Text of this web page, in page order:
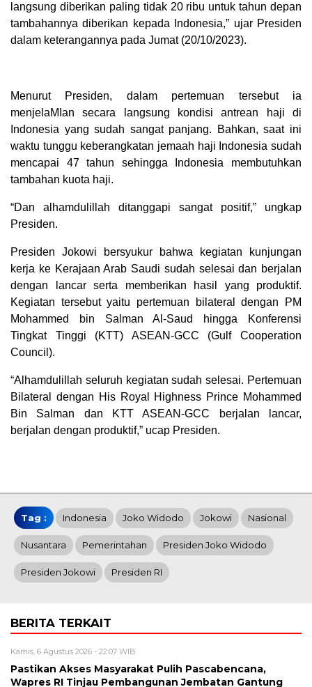
langsung diberikan paling tidak 20 ribu untuk tahun depan
tambahannya diberikan kepada Indonesia,” ujar Presiden
dalam keterangannya pada Jumat (20/10/2023).
Menurut Presiden, dalam pertemuan tersebut ia
menjelaMIan secara langsung kondisi antrean haji di
Indonesia yang sudah sangat panjang. Bahkan, saat ini
waktu tunggu keberangkatan jemaah haji Indonesia sudah
mencapai 47 tahun sehingga Indonesia membutuhkan
tambahan kuota haji.
“Dan alhamdulillah ditanggapi sangat positif,” ungkap
Presiden.
Presiden Jokowi bersyukur bahwa kegiatan kunjungan
kerja ke Kerajaan Arab Saudi sudah selesai dan berjalan
dengan lancar serta memberikan hasil yang produktif.
Kegiatan tersebut yaitu pertemuan bilateral dengan PM
Mohammed bin Salman Al-Saud hingga Konferensi
Tingkat Tinggi (KTT) ASEAN-GCC (Gulf Cooperation
Council).
“Alhamdulillah seluruh kegiatan sudah selesai. Pertemuan
Bilateral dengan His Royal Highness Prince Mohammed
Bin Salman dan KTT ASEAN-GCC berjalan lancar,
berjalan dengan produktif,” ucap Presiden.
Tag : Indonesia Joko Widodo Jokowi Nasional
Nusantara Pemerintahan Presiden Joko Widodo
Presiden Jokowi Presiden RI
BERITA TERKAIT
Kamis, 6 Agustus 2026 - 22:07 WIB
Pastikan Akses Masyarakat Pulih Pascabencana,
Wapres RI Tinjau Pembangunan Jembatan Gantung